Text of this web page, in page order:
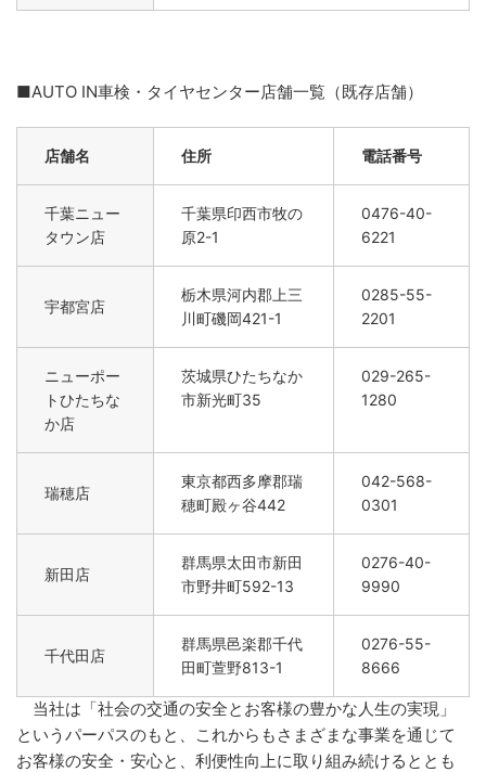
■AUTO IN車検・タイヤセンター店舗一覧（既存店舗）
店舗名 住所 電話番号
千葉ニュー
タウン店
千葉県印西市牧の
原2-1
0476-40-
6221
宇都宮店
栃木県河内郡上三
川町磯岡421-1
0285-55-
2201
ニューポー
トひたちな
か店
茨城県ひたちなか
市新光町35
029-265-
1280
瑞穂店
東京都西多摩郡瑞
穂町殿ヶ谷442
042-568-
0301
新田店
群馬県太田市新田
市野井町592-13
0276-40-
9990
千代田店
群馬県邑楽郡千代
田町萱野813-1
0276-55-
8666
当社は「社会の交通の安全とお客様の豊かな人生の実現」
というパーパスのもと、これからもさまざまな事業を通じて
お客様の安全・安心と、利便性向上に取り組み続けるととも